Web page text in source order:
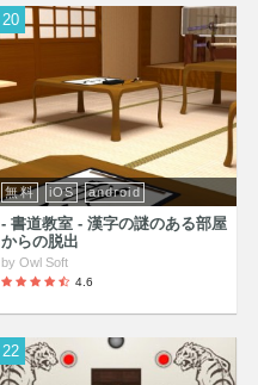
20
無料 iOS android
- 書道教室 - 漢字の謎のある部屋
からの脱出
byOwl Soft
4.6
22